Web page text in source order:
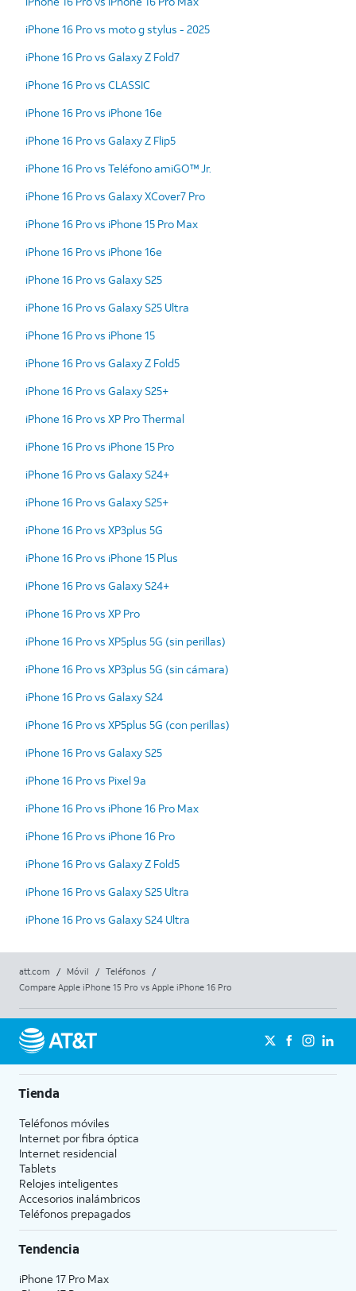
iPhone 16 Pro vs moto g stylus - 2025
iPhone 16 Pro vs Galaxy Z Fold7
iPhone 16 Pro vs CLASSIC
iPhone 16 Pro vs iPhone 16e
iPhone 16 Pro vs Galaxy Z Flip5
iPhone 16 Pro vs Teléfono amiGO™ Jr.
iPhone 16 Pro vs Galaxy XCover7 Pro
iPhone 16 Pro vs iPhone 15 Pro Max
iPhone 16 Pro vs iPhone 16e
iPhone 16 Pro vs Galaxy S25
iPhone 16 Pro vs Galaxy S25 Ultra
iPhone 16 Pro vs iPhone 15
iPhone 16 Pro vs Galaxy Z Fold5
iPhone 16 Pro vs Galaxy S25+
iPhone 16 Pro vs XP Pro Thermal
iPhone 16 Pro vs iPhone 15 Pro
iPhone 16 Pro vs Galaxy S24+
iPhone 16 Pro vs Galaxy S25+
iPhone 16 Pro vs XP3plus 5G
iPhone 16 Pro vs iPhone 15 Plus
iPhone 16 Pro vs Galaxy S24+
iPhone 16 Pro vs XP Pro
iPhone 16 Pro vs XP5plus 5G (sin perillas)
iPhone 16 Pro vs XP3plus 5G (sin cámara)
iPhone 16 Pro vs Galaxy S24
iPhone 16 Pro vs XP5plus 5G (con perillas)
iPhone 16 Pro vs Galaxy S25
iPhone 16 Pro vs Pixel 9a
iPhone 16 Pro vs iPhone 16 Pro Max
iPhone 16 Pro vs iPhone 16 Pro
iPhone 16 Pro vs Galaxy Z Fold5
iPhone 16 Pro vs Galaxy S25 Ultra
iPhone 16 Pro vs Galaxy S24 Ultra
att.com / Móvil / Teléfonos
/
Compare Apple iPhone 15 Pro vs Apple iPhone 16 Pro
Tienda
Teléfonos móviles
Internet por fibra óptica
Internet residencial
Tablets
Relojes inteligentes
Accesorios inalámbricos
Teléfonos prepagados
Tendencia
iPhone 17 Pro Max